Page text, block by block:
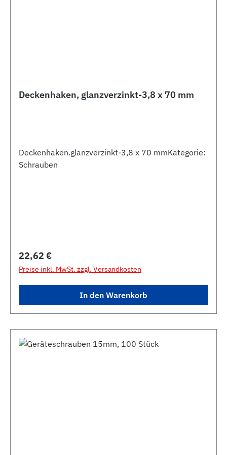
Deckenhaken, glanzverzinkt-3,8 x 70 mm
Deckenhaken.glanzverzinkt-3,8 x 70 mmKategorie:
Schrauben
Regulärer Preis:
22,62 €
Preise inkl. MwSt. zzgl. Versandkosten
In den Warenkorb